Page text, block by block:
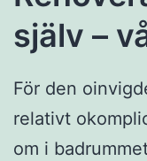
själv –
För den
relativt
om i